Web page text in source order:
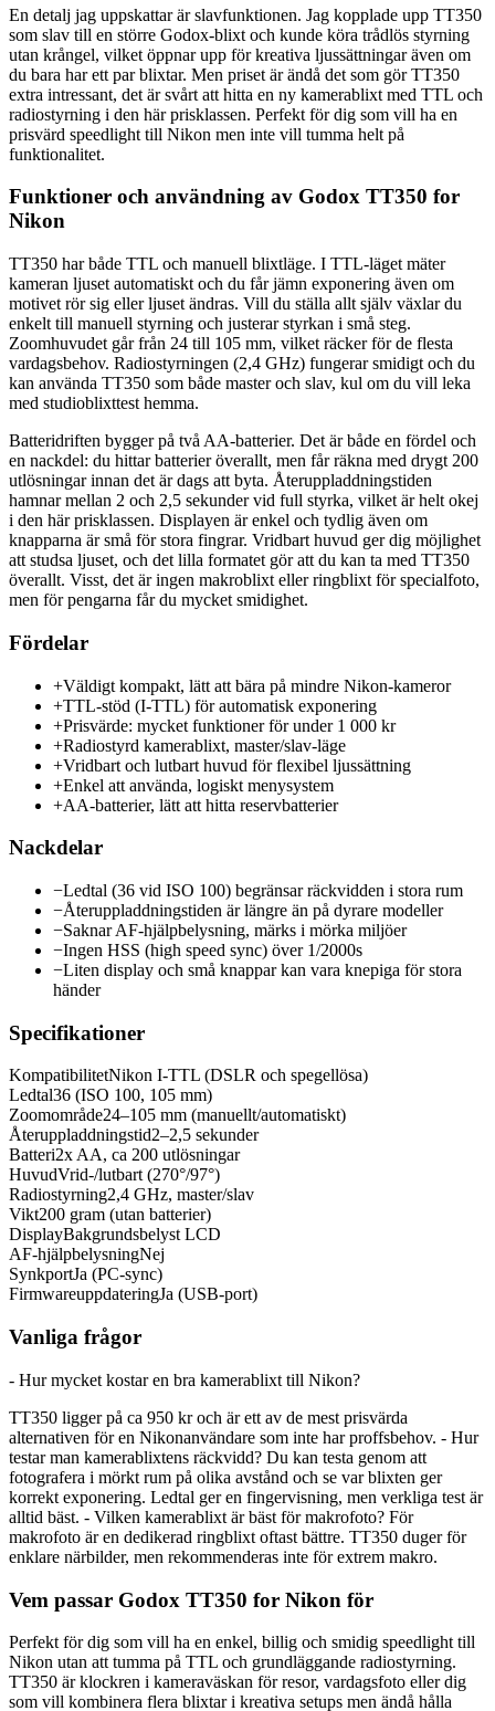
En detalj jag uppskattar är slavfunktionen. Jag kopplade upp TT350
som slav till en större Godox-blixt och kunde köra trådlös styrning
utan krångel, vilket öppnar upp för kreativa ljussättningar även om
du bara har ett par blixtar. Men priset är ändå det som gör TT350
extra intressant, det är svårt att hitta en ny kamerablixt med TTL och
radiostyrning i den här prisklassen. Perfekt för dig som vill ha en
prisvärd speedlight till Nikon men inte vill tumma helt på
funktionalitet.
Funktioner och användning av Godox TT350 for
Nikon
TT350 har både TTL och manuell blixtläge. I TTL-läget mäter
kameran ljuset automatiskt och du får jämn exponering även om
motivet rör sig eller ljuset ändras. Vill du ställa allt själv växlar du
enkelt till manuell styrning och justerar styrkan i små steg.
Zoomhuvudet går från 24 till 105 mm, vilket räcker för de flesta
vardagsbehov. Radiostyrningen (2,4 GHz) fungerar smidigt och du
kan använda TT350 som både master och slav, kul om du vill leka
med studioblixttest hemma.
Batteridriften bygger på två AA-batterier. Det är både en fördel och
en nackdel: du hittar batterier överallt, men får räkna med drygt 200
utlösningar innan det är dags att byta. Återuppladdningstiden
hamnar mellan 2 och 2,5 sekunder vid full styrka, vilket är helt okej
i den här prisklassen. Displayen är enkel och tydlig även om
knapparna är små för stora fingrar. Vridbart huvud ger dig möjlighet
att studsa ljuset, och det lilla formatet gör att du kan ta med TT350
överallt. Visst, det är ingen makroblixt eller ringblixt för specialfoto,
men för pengarna får du mycket smidighet.
Fördelar
+Väldigt kompakt, lätt att bära på mindre Nikon-kameror
+TTL-stöd (I-TTL) för automatisk exponering
+Prisvärde: mycket funktioner för under 1 000 kr
+Radiostyrd kamerablixt, master/slav-läge
+Vridbart och lutbart huvud för flexibel ljussättning
+Enkel att använda, logiskt menysystem
+AA-batterier, lätt att hitta reservbatterier
Nackdelar
−Ledtal (36 vid ISO 100) begränsar räckvidden i stora rum
−Återuppladdningstiden är längre än på dyrare modeller
−Saknar AF-hjälpbelysning, märks i mörka miljöer
−Ingen HSS (high speed sync) över 1/2000s
−Liten display och små knappar kan vara knepiga för stora
händer
Specifikationer
KompatibilitetNikon I-TTL (DSLR och spegellösa)
Ledtal36 (ISO 100, 105 mm)
Zoomområde24–105 mm (manuellt/automatiskt)
Återuppladdningstid2–2,5 sekunder
Batteri2x AA, ca 200 utlösningar
HuvudVrid-/lutbart (270°/97°)
Radiostyrning2,4 GHz, master/slav
Vikt200 gram (utan batterier)
DisplayBakgrundsbelyst LCD
AF-hjälpbelysningNej
SynkportJa (PC-sync)
FirmwareuppdateringJa (USB-port)
Vanliga frågor
- Hur mycket kostar en bra kamerablixt till Nikon?
TT350 ligger på ca 950 kr och är ett av de mest prisvärda
alternativen för en Nikonanvändare som inte har proffsbehov. - Hur
testar man kamerablixtens räckvidd? Du kan testa genom att
fotografera i mörkt rum på olika avstånd och se var blixten ger
korrekt exponering. Ledtal ger en fingervisning, men verkliga test är
alltid bäst. - Vilken kamerablixt är bäst för makrofoto? För
makrofoto är en dedikerad ringblixt oftast bättre. TT350 duger för
enklare närbilder, men rekommenderas inte för extrem makro.
Vem passar Godox TT350 for Nikon för
Perfekt för dig som vill ha en enkel, billig och smidig speedlight till
Nikon utan att tumma på TTL och grundläggande radiostyrning.
TT350 är klockren i kameraväskan för resor, vardagsfoto eller dig
som vill kombinera flera blixtar i kreativa setups men ändå hålla